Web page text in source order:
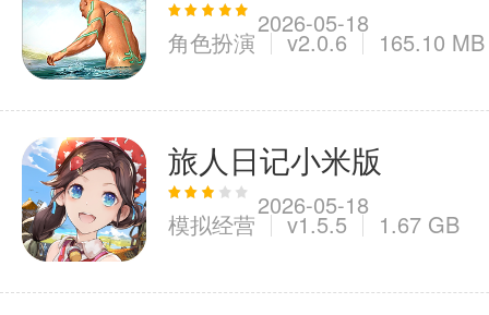
2026-05-18
角色扮演 v2.0.6 165.10 MB
旅人日记小米版
2026-05-18
模拟经营 v1.5.5 1.67 GB